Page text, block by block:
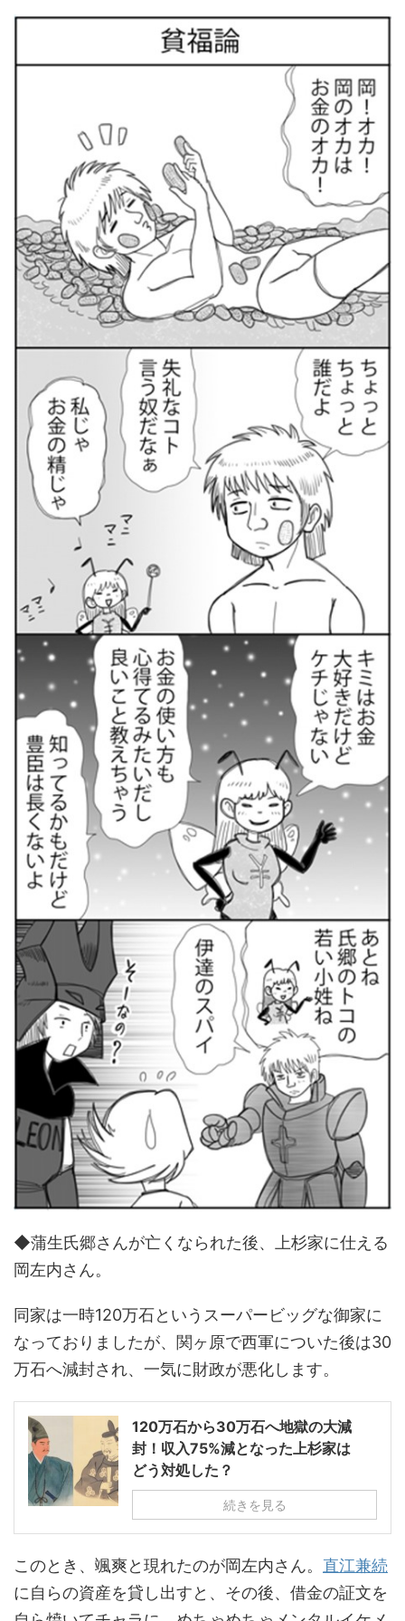
◆蒲生氏郷さんが亡くなられた後、上杉家に仕える
岡左内さん。
同家は一時120万石というスーパービッグな御家に
なっておりましたが、関ヶ原で西軍についた後は30
万石へ減封され、一気に財政が悪化します。
120万石から30万石へ地獄の大減
封！収入75%減となった上杉家は
どう対処した？
続きを見る
このとき、颯爽と現れたのが岡左内さん。 直江兼続
に自らの資産を貸し出すと、その後、借金の証文を